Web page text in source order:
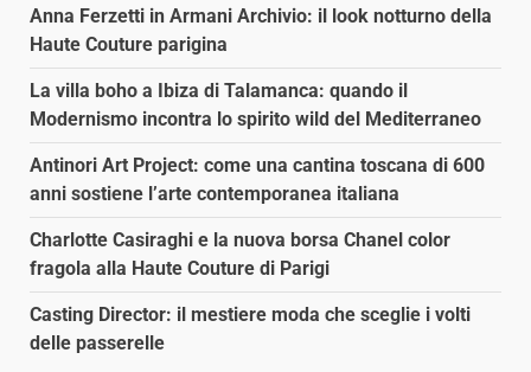
Anna Ferzetti in Armani Archivio: il look notturno della
Haute Couture parigina
La villa boho a Ibiza di Talamanca: quando il
Modernismo incontra lo spirito wild del Mediterraneo
Antinori Art Project: come una cantina toscana di 600
anni sostiene l’arte contemporanea italiana
Charlotte Casiraghi e la nuova borsa Chanel color
fragola alla Haute Couture di Parigi
Casting Director: il mestiere moda che sceglie i volti
delle passerelle